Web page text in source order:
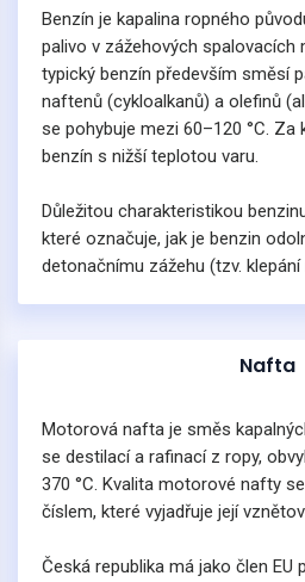
Benzín je kapalina ropného
palivo v zážehových spalovacích
typický benzín především směsí
naftenů (cykloalkanů) a olefinů
se pohybuje mezi 60–120 °C. Za
benzín s nižší teplotou varu.
Důležitou charakteristikou
které označuje, jak je benzin
detonačnímu zážehu (tzv.
Nafta
Motorová nafta je směs
se destilací a rafinací z ropy,
370 °C. Kvalita motorové nafty
číslem, které vyjadřuje její
Česká republika má jako člen EU